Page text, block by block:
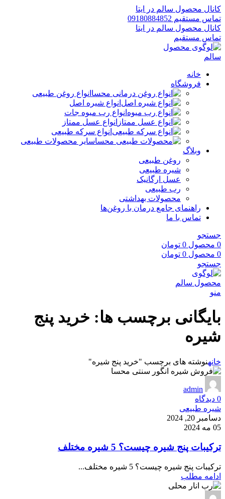
کانال محصول سالم در ایتا
تماس مستقیم 09180884852
کانال محصول سالم در ایتا
تماس مستقیم
خانه
فروشگاه
انواع روغن طبیعی
انواع شیره اصل
انواع رب میوه جات
انواع عسل ممتاز
انواع سرکه طبیعی
سایر محصولات طبیعی
وبلاگ
روغن طبیعی
شیره طبیعی
عسل ارگانیک
رب طبیعی
محصولات بهداشتی
راهنمای جامع درمان با روغن‌ها
تماس با ما
جستجو
0 محصول 0 تومان
0 محصول 0 تومان
جستجو
منو
بایگانی برچسب ها: خرید پنج
شیره
خانهنوشته های برچسب "خرید پنج شیره"
admin
0 دیدگاه
شیره طبیعی
دسامبر 20, 2024
05 مه 2024
ترکیبات پنج شیره چیست؟ 5 شیره مختلف
ترکیبات پنج شیره چیست؟ 5 شیره مختلف...
ادامه مطلب